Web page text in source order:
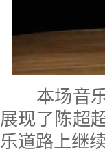
本场音乐
展现了陈超
乐道路上继